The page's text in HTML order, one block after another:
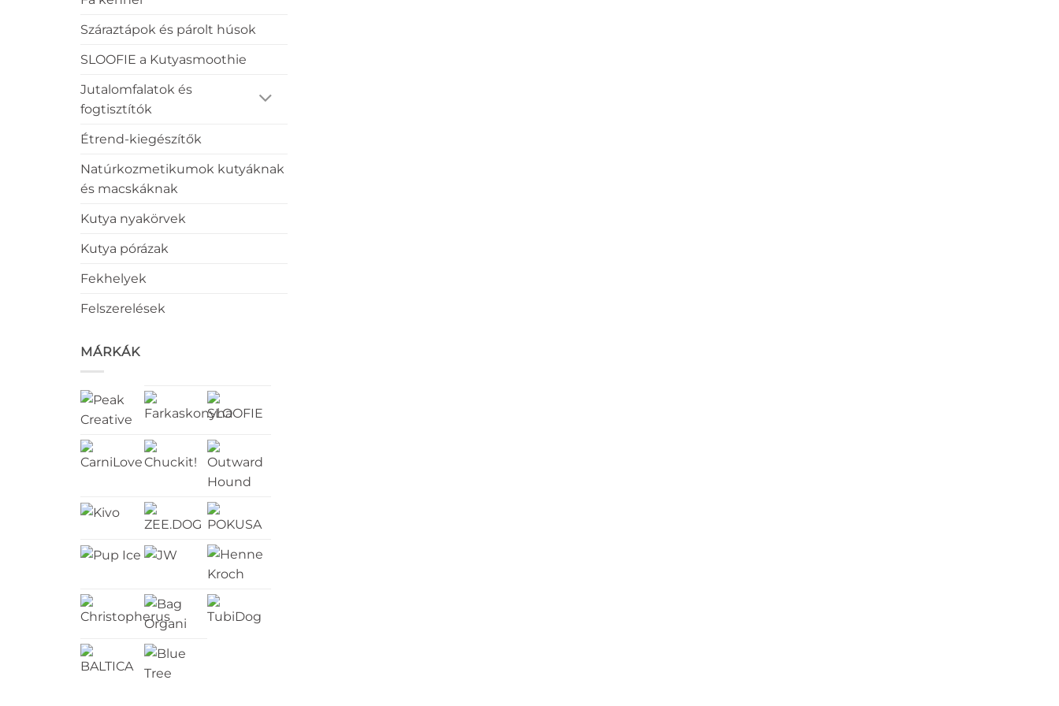
Száraztápok és párolt húsok
SLOOFIE a Kutyasmoothie
Jutalomfalatok és
fogtisztítók
Étrend-kiegészítők
Natúrkozmetikumok kutyáknak
és macskáknak
Kutya nyakörvek
Kutya pórázak
Fekhelyek
Felszerelések
MÁRKÁK